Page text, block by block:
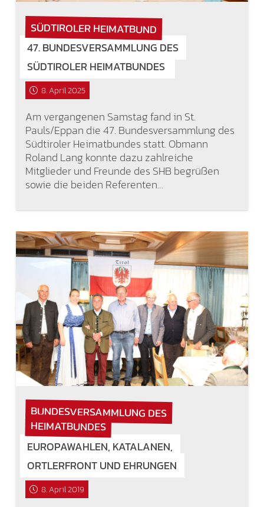
SÜDTIROLER HEIMATBUND
47. BUNDESVERSAMMLUNG DES
SÜDTIROLER HEIMATBUNDES
8. April 2025
Am vergangenen Samstag fand in St.
Pauls/Eppan die 47. Bundesversammlung des
Südtiroler Heimatbundes statt. Obmann
Roland Lang konnte dazu zahlreiche
Mitglieder und Freunde des SHB begrüßen
sowie die beiden Referenten…
BUNDESVERSAMMLUNG DES
HEIMATBUNDES
EUROPAWAHLEN, KATALANEN,
ORTLERFRONT UND EHRUNGEN
8. April 2019